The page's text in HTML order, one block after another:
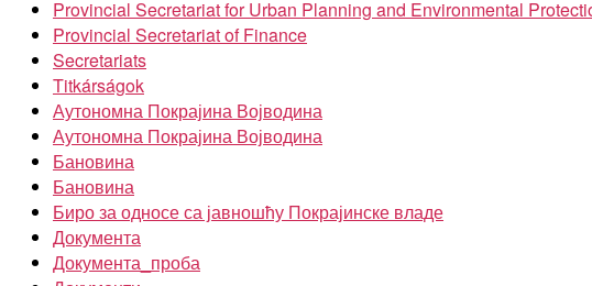
Provincial Secretariat for Urban Planning and Environmental
Provincial Secretariat of Finance
Secretariats
Titkárságok
Аутономна Покрајина Војводина
Аутономна Покрајина Војводина
Бановина
Бановина
Биро за односе са јавношћу Покрајинске владе
Документа
Документа_проба